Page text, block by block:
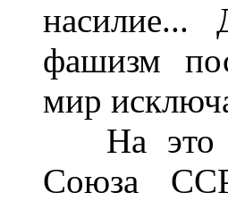
фашизм
мир
На это
Союза